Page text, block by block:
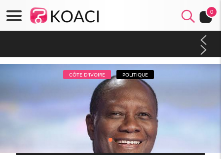
0
CÔTE D'IVOIRE POLITIQUE